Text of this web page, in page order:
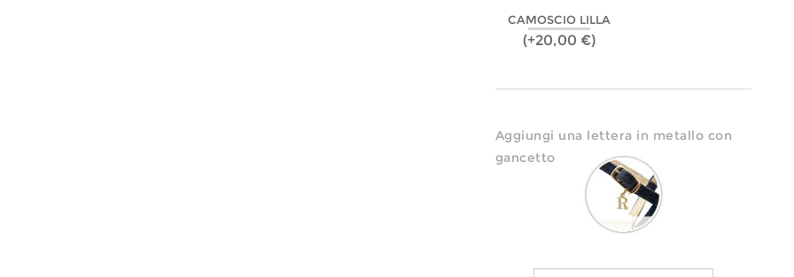
CAMOSCIO LILLA
(+20,00 €)
Aggiungi una lettera in metallo con
gancetto